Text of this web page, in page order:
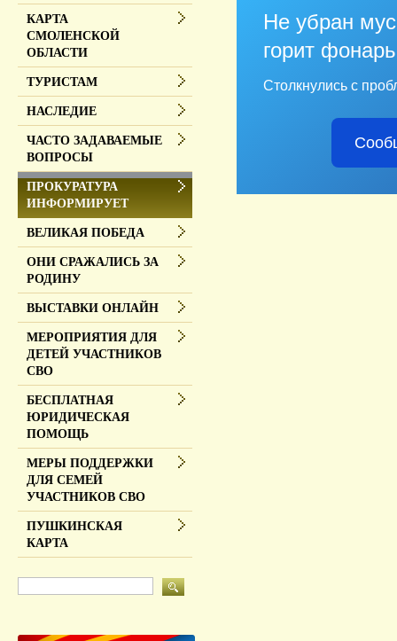
Не убран
горит
Столкнулись с
КАРТА
СМОЛЕНСКОЙ
ОБЛАСТИ
ТУРИСТАМ
НАСЛЕДИЕ
ЧАСТО ЗАДАВАЕМЫЕ
ВОПРОСЫ
ПРОКУРАТУРА
ИНФОРМИРУЕТ
ВЕЛИКАЯ ПОБЕДА
ОНИ СРАЖАЛИСЬ ЗА
РОДИНУ
ВЫСТАВКИ ОНЛАЙН
МЕРОПРИЯТИЯ ДЛЯ
ДЕТЕЙ УЧАСТНИКОВ
СВО
БЕСПЛАТНАЯ
ЮРИДИЧЕСКАЯ
ПОМОЩЬ
МЕРЫ ПОДДЕРЖКИ
ДЛЯ СЕМЕЙ
УЧАСТНИКОВ СВО
ПУШКИНСКАЯ
КАРТА